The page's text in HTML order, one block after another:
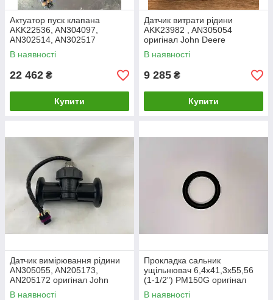
Актуатор пуск клапана
AKK22536, AN304097,
AN302514, AN302517
оригінал John Deere
В наявності
22 462 ₴
Купити
Датчик витрати рідини
AKK23982 , AN305054
оригінал John Deere
В наявності
9 285 ₴
Купити
Датчик вимірювання рідини
AN305055, AN205173,
AN205172 оригінал John
Deere.
В наявності
Прокладка сальник
ущільнювач 6,4х41,3х55,56
(1-1/2") PM150G оригінал
John Deere
В наявності